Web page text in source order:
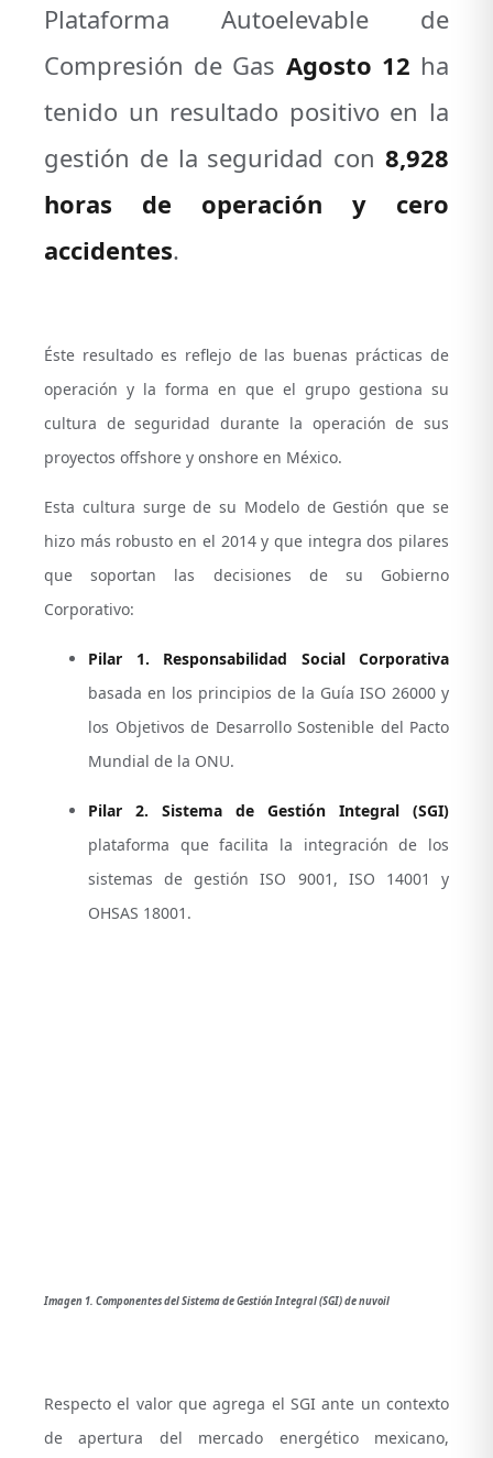
Plataforma Autoelevable de
Compresión de Gas Agosto 12 ha
tenido un resultado positivo en la
gestión de la seguridad con 8,928
horas de operación y cero
accidentes.
Éste resultado es reflejo de las buenas prácticas de
operación y la forma en que el grupo gestiona su
cultura de seguridad durante la operación de sus
proyectos offshore y onshore en México.
Esta cultura surge de su Modelo de Gestión que se
hizo más robusto en el 2014 y que integra dos pilares
que soportan las decisiones de su Gobierno
Corporativo:
Pilar 1. Responsabilidad Social Corporativa
basada en los principios de la Guía ISO 26000 y
los Objetivos de Desarrollo Sostenible del Pacto
Mundial de la ONU.
Pilar 2. Sistema de Gestión Integral (SGI)
plataforma que facilita la integración de los
sistemas de gestión ISO 9001, ISO 14001 y
OHSAS 18001.
Imagen 1. Componentes del Sistema de Gestión Integral (SGI) de nuvoil
Respecto el valor que agrega el SGI ante un contexto
de apertura del mercado energético mexicano,